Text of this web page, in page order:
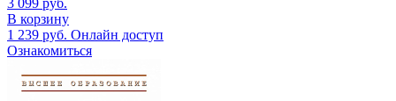
В корзину
1 239 руб. Онлайн доступ
Ознакомиться